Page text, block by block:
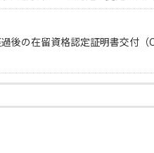
後の在留資格認定証明書交付（